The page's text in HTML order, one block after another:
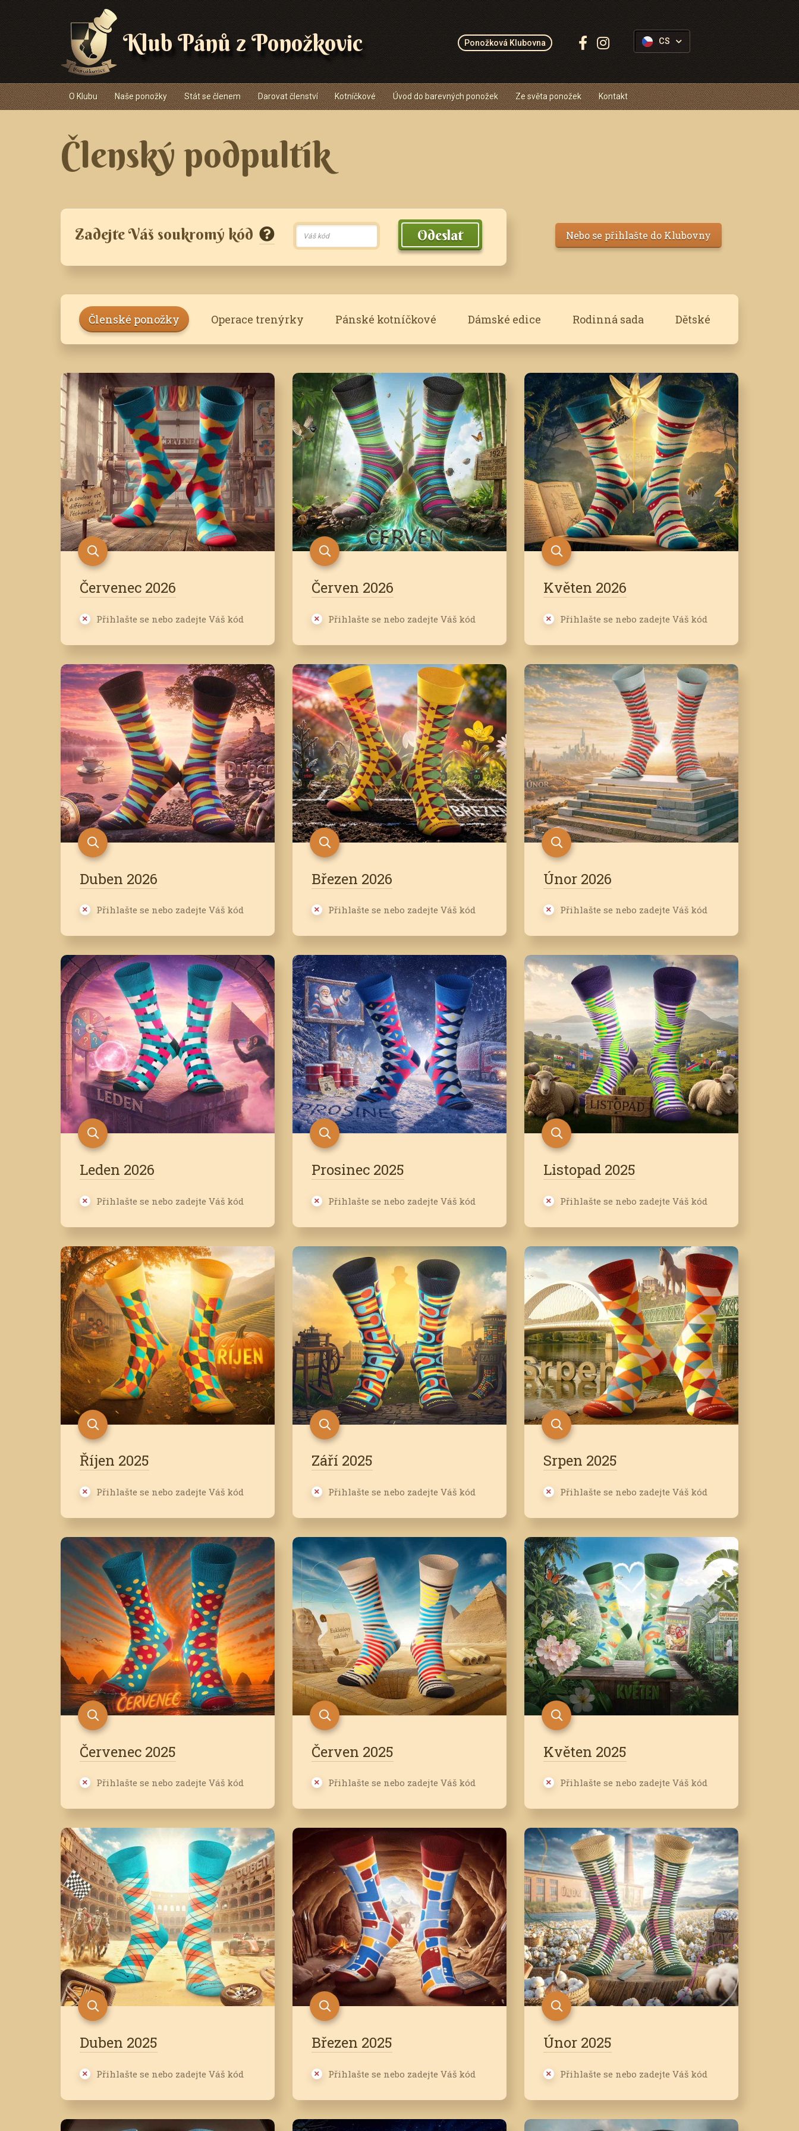
Klub Pánů z Ponožkovic Ponožková Klubovna
Sledujte
CS
Navigace
O Klubu Naše ponožky Stát se členem Darovat členství Kotníčkové Úvod do barevných ponožek Ze světa ponožek Kontakt
Členský podpultík
Zadejte Váš soukromý kód Odeslat Nebo se přihlašte do Klubovny
Členské ponožky Operace trenýrky Pánské kotníčkové Dámské edice Rodinná sada Dětské
Červenec 2026
Přihlašte se nebo zadejte Váš kód
Červen 2026
Přihlašte se nebo zadejte Váš kód
Květen 2026
Přihlašte se nebo zadejte Váš kód
Duben 2026
Přihlašte se nebo zadejte Váš kód
Březen 2026
Přihlašte se nebo zadejte Váš kód
Únor 2026
Přihlašte se nebo zadejte Váš kód
Leden 2026
Přihlašte se nebo zadejte Váš kód
Prosinec 2025
Přihlašte se nebo zadejte Váš kód
Listopad 2025
Přihlašte se nebo zadejte Váš kód
Říjen 2025
Přihlašte se nebo zadejte Váš kód
Září 2025
Přihlašte se nebo zadejte Váš kód
Srpen 2025
Přihlašte se nebo zadejte Váš kód
Červenec 2025
Přihlašte se nebo zadejte Váš kód
Červen 2025
Přihlašte se nebo zadejte Váš kód
Květen 2025
Přihlašte se nebo zadejte Váš kód
Duben 2025
Přihlašte se nebo zadejte Váš kód
Březen 2025
Přihlašte se nebo zadejte Váš kód
Únor 2025
Přihlašte se nebo zadejte Váš kód